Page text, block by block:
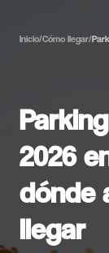
Inicio/Cómo llegar/
2026
dónde
llegar